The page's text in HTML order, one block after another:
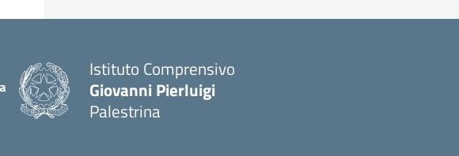
Istituto Comprensivo
Giovanni Pierluigi
Palestrina